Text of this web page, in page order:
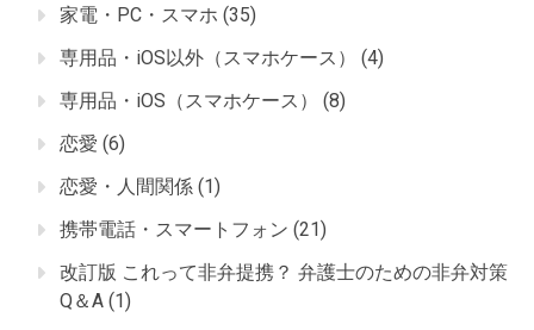
家電・PC・スマホ (35)
専用品・iOS以外（スマホケース）
(4)
専用品・iOS（スマホケース）
(8)
恋愛 (6)
恋愛・人間関係 (1)
携帯電話・スマートフォン (21)
改訂版 これって非弁提携？ 弁護士のための非弁対策
Q＆A (1)